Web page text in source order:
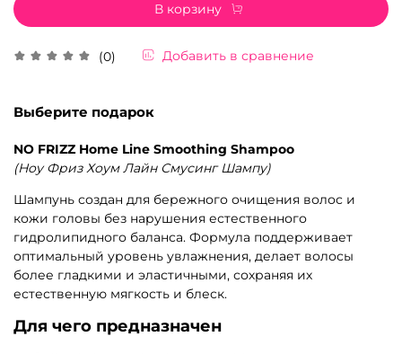
(0) Добавить в сравнение
В корзину
Выберите подарок
NO FRIZZ Home Line Smoothing Shampoo
(Ноу Фриз Хоум Лайн Смусинг Шампу)
Шампунь создан для бережного очищения волос и
кожи головы без нарушения естественного
гидролипидного баланса. Формула поддерживает
оптимальный уровень увлажнения, делает волосы
более гладкими и эластичными, сохраняя их
естественную мягкость и блеск.
Для чего предназначен